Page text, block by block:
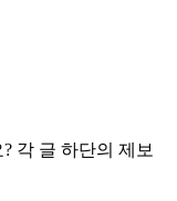
각 글 하단의 제보